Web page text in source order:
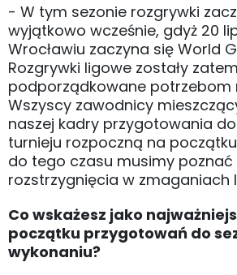
- W tym sezonie rozgrywki
wyjątkowo wcześnie, gdyż 20
Wrocławiu zaczyna się World
Rozgrywki ligowe zostały zatem
podporządkowane potrzebom
Wszyscy zawodnicy
naszej kadry przygotowania
turnieju rozpoczną na
do tego czasu musimy poznać
rozstrzygnięcia w zmaganiach
Co wskażesz jako
początku przygotowań do
wykonaniu?